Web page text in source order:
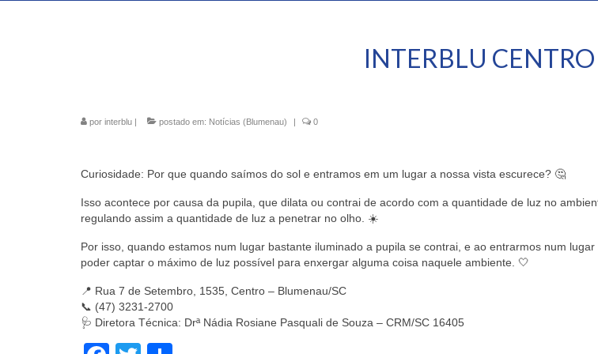
INTERBLU
por interblu | postado em: Notícias (Blumenau) | 0
Curiosidade: Por que quando saímos do sol e entramos em um lugar a nossa vista escurece? 🤔
Isso acontece por causa da pupila, que dilata ou contrai de acordo com a quantidade de luz no
regulando assim a quantidade de luz a penetrar no olho. ☀️
Por isso, quando estamos num lugar bastante iluminado a pupila se contrai, e ao entrarmos num
poder captar o máximo de luz possível para enxergar alguma coisa naquele ambiente. 🤍
📍 Rua 7 de Setembro, 1535, Centro – Blumenau/SC
📞 (47) 3231-2700
🩺 Diretora Técnica: Drª Nádia Rosiane Pasquali de Souza – CRM/SC 16405